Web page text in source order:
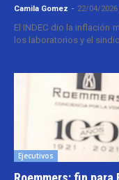
Camila Gomez - 22/04/2026
El INDEC dio la inflación
los laboratorios y el
Ejecutivos